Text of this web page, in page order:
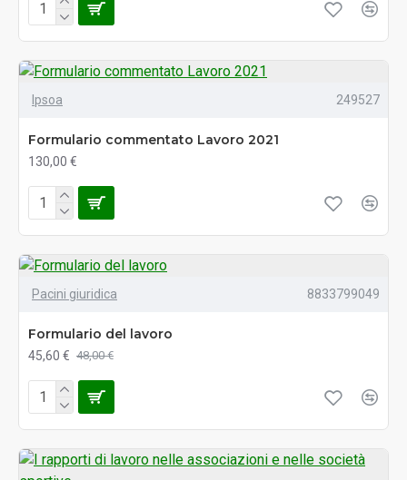
Ipsoa 249527
Formulario commentato Lavoro 2021
130,00 €
Pacini giuridica 8833799049
Formulario del lavoro
45,60 € 48,00 €